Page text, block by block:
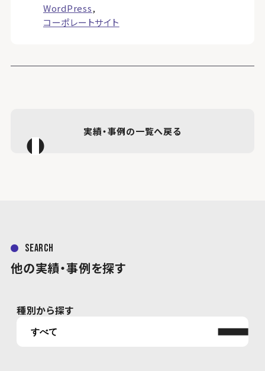
WordPress
コーポレートサイト
実績・事例の一覧へ戻る
search
他の実績・事例を探す
種別から探す